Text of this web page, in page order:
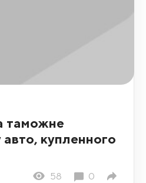
таможне
купленного
58 0